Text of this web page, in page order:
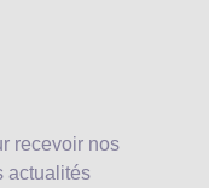
recevoir nos
actualités